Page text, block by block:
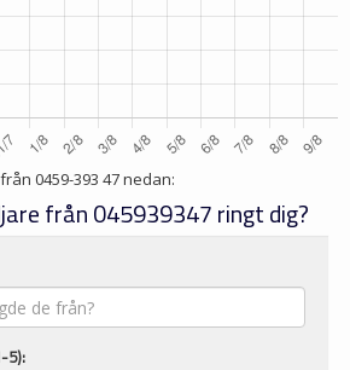
0459-393 47nedan:
från 045939347 ringt dig?
5):